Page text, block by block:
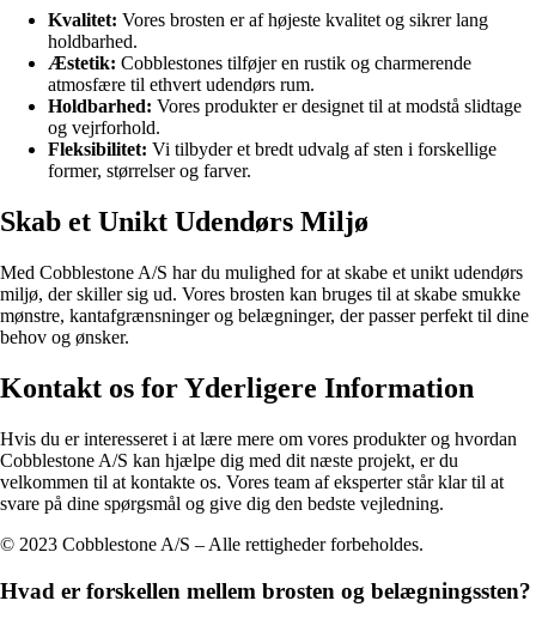
Kvalitet: Vores brosten er af højeste kvalitet og sikrer lang
holdbarhed.
Æstetik: Cobblestones tilføjer en rustik og charmerende
atmosfære til ethvert udendørs rum.
Holdbarhed: Vores produkter er designet til at modstå slidtage
og vejrforhold.
Fleksibilitet: Vi tilbyder et bredt udvalg af sten i forskellige
former, størrelser og farver.
Skab et Unikt Udendørs Miljø
Med Cobblestone A/S har du mulighed for at skabe et unikt udendørs
miljø, der skiller sig ud. Vores brosten kan bruges til at skabe smukke
mønstre, kantafgrænsninger og belægninger, der passer perfekt til dine
behov og ønsker.
Kontakt os for Yderligere Information
Hvis du er interesseret i at lære mere om vores produkter og hvordan
Cobblestone A/S kan hjælpe dig med dit næste projekt, er du
velkommen til at kontakte os. Vores team af eksperter står klar til at
svare på dine spørgsmål og give dig den bedste vejledning.
© 2023 Cobblestone A/S – Alle rettigheder forbeholdes.
Hvad er forskellen mellem brosten og belægningssten?